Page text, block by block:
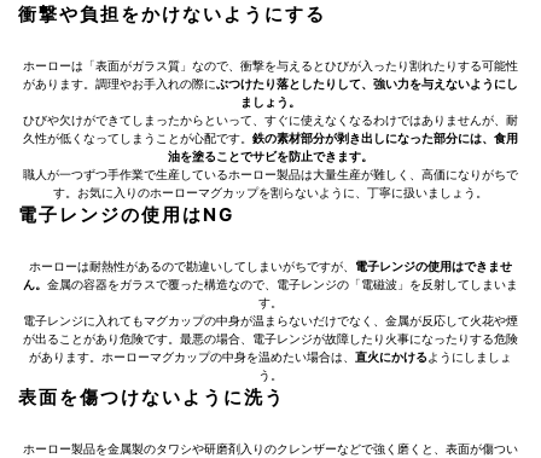
衝撃や負担をかけないようにする
ホーローは「表面がガラス質」なので、衝撃を与えるとひびが入ったり割れたりする可能性
があります。調理やお手入れの際にぶつけたり落としたりして、強い力を与えないようにし
ましょう。
ひびや欠けができてしまったからといって、すぐに使えなくなるわけではありませんが、耐
久性が低くなってしまうことが心配です。 鉄の素材部分が剥き出しになった部分には、食用
油を塗ることでサビを防止できます。
職人が一つずつ手作業で生産しているホーロー製品は大量生産が難しく、高価になりがちで
す。お気に入りのホーローマグカップを割らないように、丁寧に扱いましょう。
電子レンジの使用はNG
ホーローは耐熱性があるので勘違いしてしまいがちですが、 電子レンジの使用はできませ
ん。 金属の容器をガラスで覆った構造なので、電子レンジの「電磁波」を反射してしまいま
す。
電子レンジに入れてもマグカップの中身が温まらないだけでなく、金属が反応して火花や煙
が出ることがあり危険です。最悪の場合、電子レンジが故障したり火事になったりする危険
があります。ホーローマグカップの中身を温めたい場合は、 直火にかける ようにしましょ
う。
表面を傷つけないように洗う
ホーロー製品を金属製のタワシや研磨剤入りのクレンザーなどで強く磨くと、表面が傷つい